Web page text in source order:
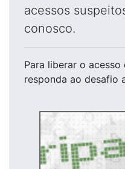
acessos
conosco.
Para liberar o acesso
responda ao desafio